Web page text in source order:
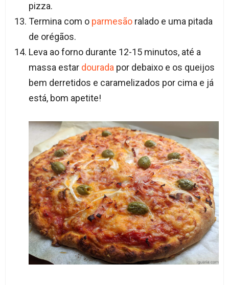
pizza.
Termina com o parmesãoralado e uma pitada
de orégãos.
Leva ao forno durante 12-15 minutos, até a
massa estar douradapor debaixo e os queijos
bem derretidos e caramelizados por cima e já
está, bom apetite!